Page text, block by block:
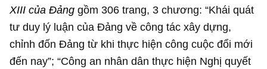
XIII của Đảng gồm 306 trang, 3 chương: “Khái quát
tư duy lý luận của Đảng về công tác xây dựng,
chỉnh đốn Đảng từ khi thực hiện công cuộc đổi mới
đến nay”; “Công an nhân dân thực hiện Nghị quyết